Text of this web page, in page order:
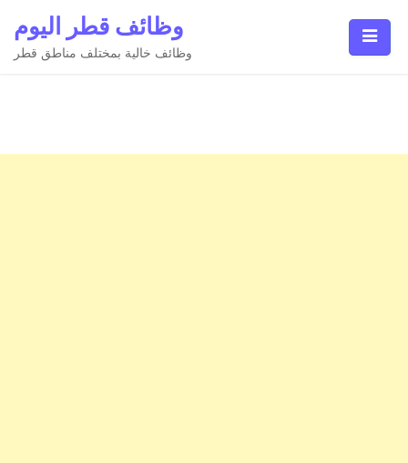
content
وظائف قطر اليوم
وظائف خالية بمختلف مناطق قطر